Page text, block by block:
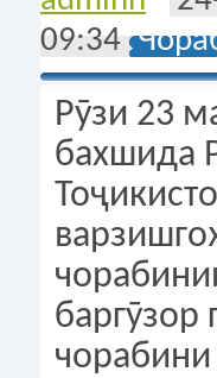
09:34
Рӯзи 23
бахшида
баргӯзор